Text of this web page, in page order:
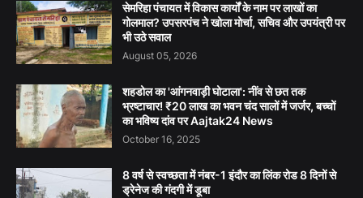
सेमरिहा पंचायत में विकास कार्यों के नाम पर लाखों का
गोलमाल? उपसरपंच ने खोला मोर्चा, सचिव और उपयंत्री पर
भी उठे सवाल
August 05, 2026
शहडोल का 'आंगनवाड़ी घोटाला': नींव से छत तक
भ्रष्टाचार! ₹20 लाख का भवन चंद सालों में जर्जर, बच्चों
का भविष्य दांव पर Aajtak24 News
October 16, 2025
8 वर्ष से स्वच्छता में नंबर-1 इंदौर का लिंक रोड 8 दिनों से
ड्रेनेज की गंदगी में डूबा